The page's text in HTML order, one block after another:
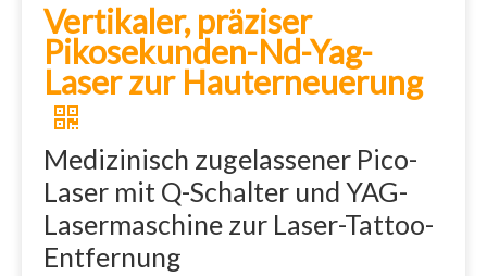
Vertikaler, präziser
Pikosekunden-Nd-Yag-
Laser zur Hauterneuerung
Medizinisch zugelassener Pico-
Laser mit Q-Schalter und YAG-
Lasermaschine zur Laser-Tattoo-
Entfernung